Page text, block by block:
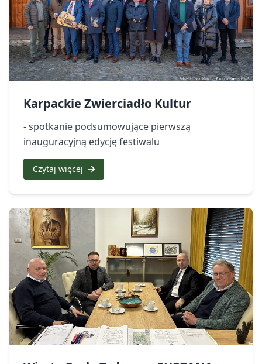
Karpackie Zwierciadło Kultur
- spotkanie podsumowujące pierwszą
inauguracyjną edycję festiwalu
Czytaj więcej